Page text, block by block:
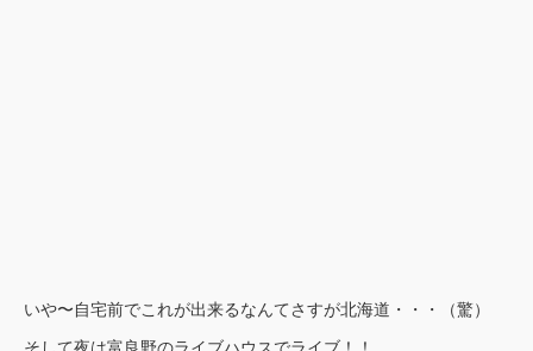
いや〜自宅前でこれが出来るなんてさすが北海道・・・（驚）